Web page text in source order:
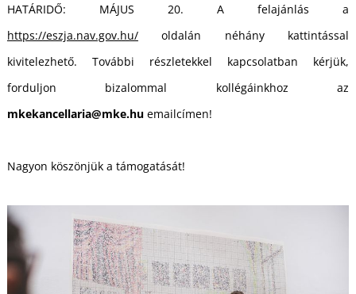
HATÁRIDŐ: MÁJUS 20. A felajánlás a
https://eszja.nav.gov.hu/oldalán néhány kattintással
kivitelezhető. További részletekkel kapcsolatban kérjük,
forduljon bizalommal kollégáinkhoz az
mkekancellaria@mke.huemailcímen!
Nagyon köszönjük a támogatását!